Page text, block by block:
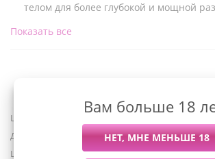
телом для более глубокой и мощной
Sona 2 Cruise не вступает в
клитором. При этом, он
же время мягкую стимуляцию клитора
потрясающего удовольствия.
Показать все
Штрих-код
Для кого
Цвет
Вам больше 18